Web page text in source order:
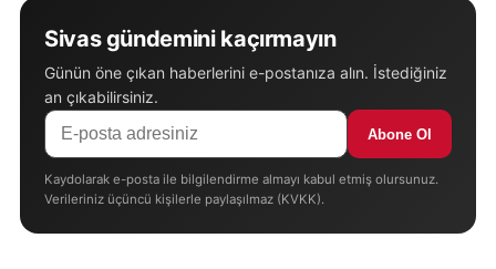
Sivas gündemini kaçırmayın
Günün öne çıkan haberlerini e-postanıza alın. İstediğiniz
an çıkabilirsiniz.
Abone Ol
Kaydolarak e-posta ile bilgilendirme almayı kabul etmiş olursunuz.
Verileriniz üçüncü kişilerle paylaşılmaz (KVKK).